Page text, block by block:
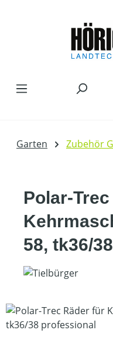
Garten Zubehör
Polar-
58, tk36/
Bildergalerie